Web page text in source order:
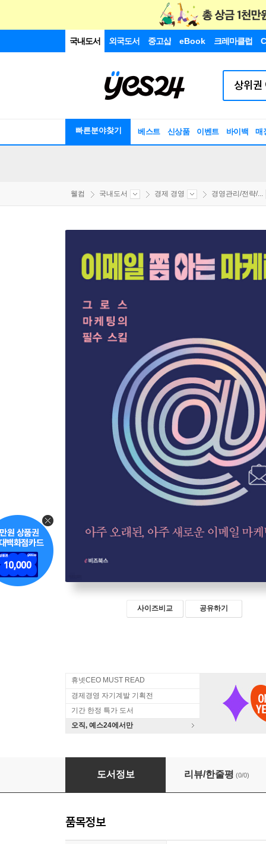
국내도서 외국도서 중고샵 eBook 크레마클럽
빠른분야찾기 베스트 신상품 이벤트 바이백 매
웰컴 국내도서 경제 경영 경영관리/전략/...
사이즈비교 공유하기
휴넷CEO MUST READ
경제경영 자기계발 기획전
기간 한정 특가 도서
오직, 예스24에서만
이메일 쫌 아는 마케터
도서정보 리뷰/한줄평 (0/0)
품목정보